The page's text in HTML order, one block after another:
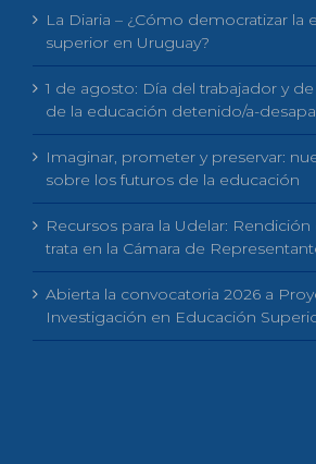
La Diaria – ¿Cómo democratizar la
superior en Uruguay?
1 de agosto: Día del trabajador y
de la educación detenido/a-
Imaginar, prometer y preservar:
sobre los futuros de la educación
Recursos para la Udelar:
trata en la Cámara de
Abierta la convocatoria 2026 a
Investigación en Educación